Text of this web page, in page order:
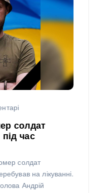
солдат
час
солдат
на лікуванні.
Андрій